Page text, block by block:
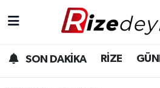
SON DAKİKA RİZE
Gündem
Rize Hava Durumu